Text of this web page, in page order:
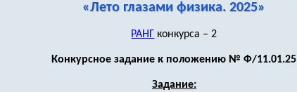
«Лето глазами физика. 2025»
РАНГ конкурса – 2
Конкурсное задание к положению № Ф/11.01.25
Задание: